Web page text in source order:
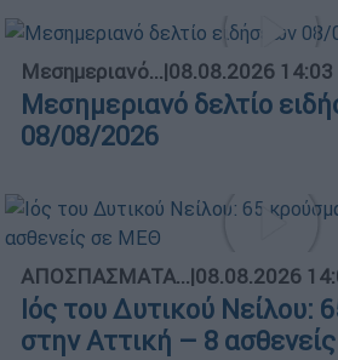
Μεσημεριανό...|08.08.2026 14:03
Μεσημεριανό δελτίο
08/08/2026
ΑΠΟΣΠΑΣΜΑΤΑ...|08.08.2026
Ιός του Δυτικού Νείλου:
στην Αττική – 8